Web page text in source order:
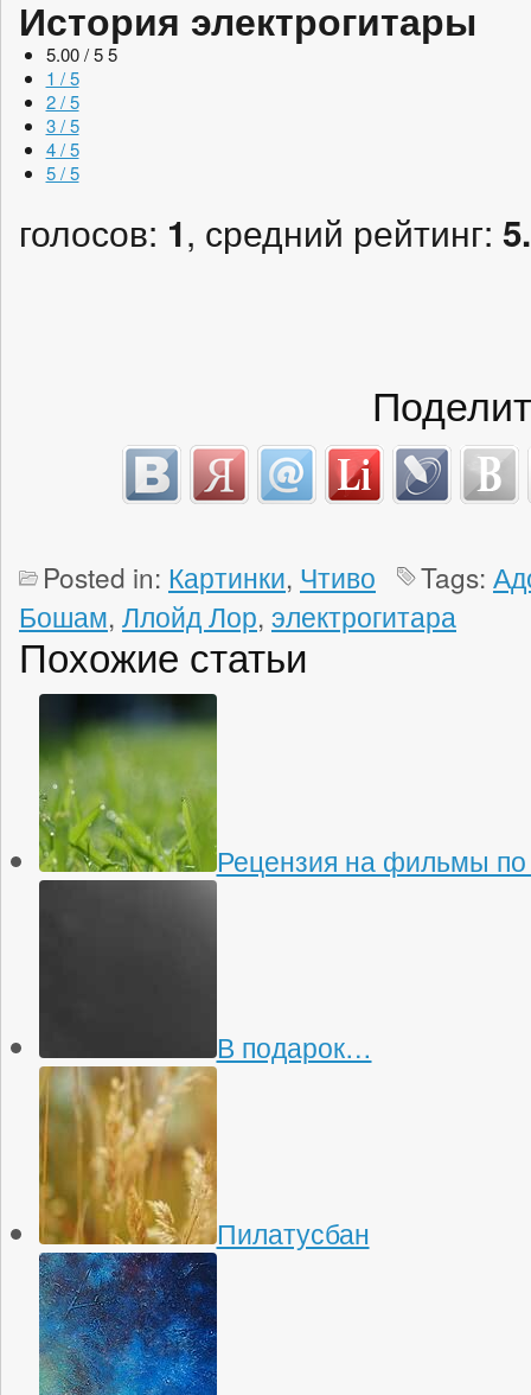
История электрогитары
5.00 / 5 5
1 / 5
2 / 5
3 / 5
4 / 5
5 / 5
голосов: 1, средний рейтинг:
Posted in: Картинки, Чтиво Tags:
Бошам, Ллойд Лор, электрогитара
Похожие статьи
Рецензия на фильмы по
В подарок…
Пилатусбан